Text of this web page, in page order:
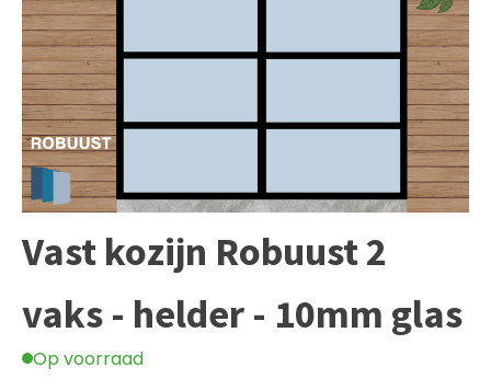
Vast kozijn Robuust 2
vaks - helder - 10mm glas
Op voorraad